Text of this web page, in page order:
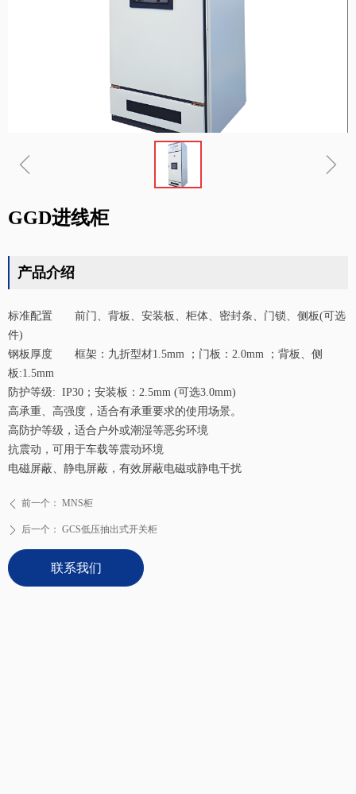
ꁆ ꁇ
GGD进线柜
产品介绍
标准配置 前门、背板、安装板、柜体、密封条、门锁、侧板(可选
件)
钢板厚度 框架：九折型材1.5mm ；门板：2.0mm ；背板、侧
板:1.5mm
防护等级: IP30；安装板：2.5mm (可选3.0mm)
高承重、高强度，适合有承重要求的使用场景。
高防护等级，适合户外或潮湿等恶劣环境
抗震动，可用于车载等震动环境
电磁屏蔽、静电屏蔽，有效屏蔽电磁或静电干扰
联系我们
ꄴ 前一个： MNS柜
ꄲ 后一个： GCS低压抽出式开关柜